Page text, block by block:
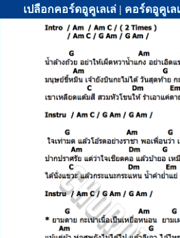
เปลือกคอร์ดอูคูเลเล่ | คอร์ดอูคูเล